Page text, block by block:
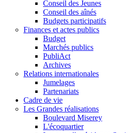
Conseil des Jeunes
Conseil des aînés
Budgets participatifs
Finances et actes publics
Budget
Marchés publics
PubliAct
Archives
Relations internationales
Jumelages
Partenariats
Cadre de vie
Les Grandes réalisations
Boulevard Miserey
L'écoquartier